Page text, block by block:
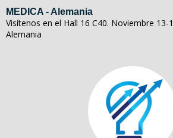
MEDICA - Alemania
Visítenos en el Hall 16 C40. Noviembre
Alemania